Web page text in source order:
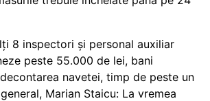
8 inspectori și personal auxiliar
peste 55.000 de lei, bani
navetei, timp de peste un
Marian Staicu: La vremea